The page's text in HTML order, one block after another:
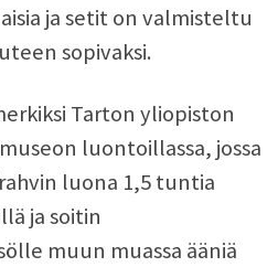
ja setit on valmisteltu
sopivaksi.
Tarton yliopiston
luontoillassa, jossa
luona 1,5 tuntia
ja soitin
muun muassa ääniä